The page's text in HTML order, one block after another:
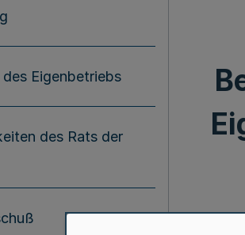
Eigenbetriebs
des Rats der